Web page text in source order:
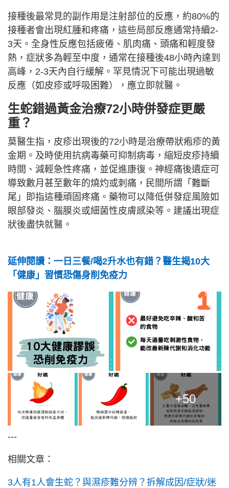
接種後最常見的副作用是注射部位的反應，約80%的
接種者會出現紅腫和疼痛，這些局部反應通常持續2-
3天。全身性反應包括疲倦、肌肉痛、頭痛和輕度發
熱，症狀多為輕至中度，通常在接種後48小時內達到
高峰，2-3天內自行緩解。罕見情況下可能出現過敏
反應（如皮疹或呼吸困難），應立即就醫。
生蛇錯過黃金治療72小時併發症更嚴
重？
莫醫生指，皮疹出現後的72小時是治療帶狀疱疹的黃
金期。及時使用抗病毒藥可抑制病毒，縮短皮疹持續
時間、減輕急性疼痛，並促進康復。神經痛後遺症可
導致數月甚至數年的燒灼或刺痛，民間所謂「難斷
尾」即指這種頑固疼痛。藥物可以降低併發症風險如
眼部發炎、腦膜炎或細菌性皮膚感染等。建議出現症
狀後盡快就醫。
延伸閱讀：一日三餐/喝2升水也有錯？醫生揭10大
「健康」習慣恐傷身削免疫力
+50
---
相關文章：
3人有1人會生蛇？與濕疹難分辨？拆解成因/症狀/迷